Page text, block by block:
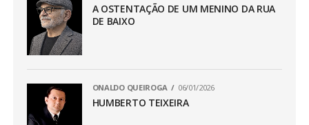
A OSTENTAÇÃO DE UM MENINO DA RUA
DE BAIXO
ONALDO QUEIROGA 06/01/2026
HUMBERTO TEIXEIRA